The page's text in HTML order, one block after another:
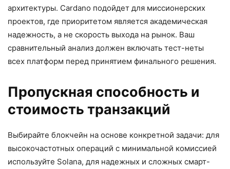
архитектуры. Cardano подойдет для миссионерских
проектов, где приоритетом является академическая
надежность, а не скорость выхода на рынок. Ваш
сравнительный анализ должен включать тест-неты
всех платформ перед принятием финального решения.
Пропускная способность и
стоимость транзакций
Выбирайте блокчейн на основе конкретной задачи: для
высокочастотных операций с минимальной комиссией
используйте Solana, для надежных и сложных смарт-